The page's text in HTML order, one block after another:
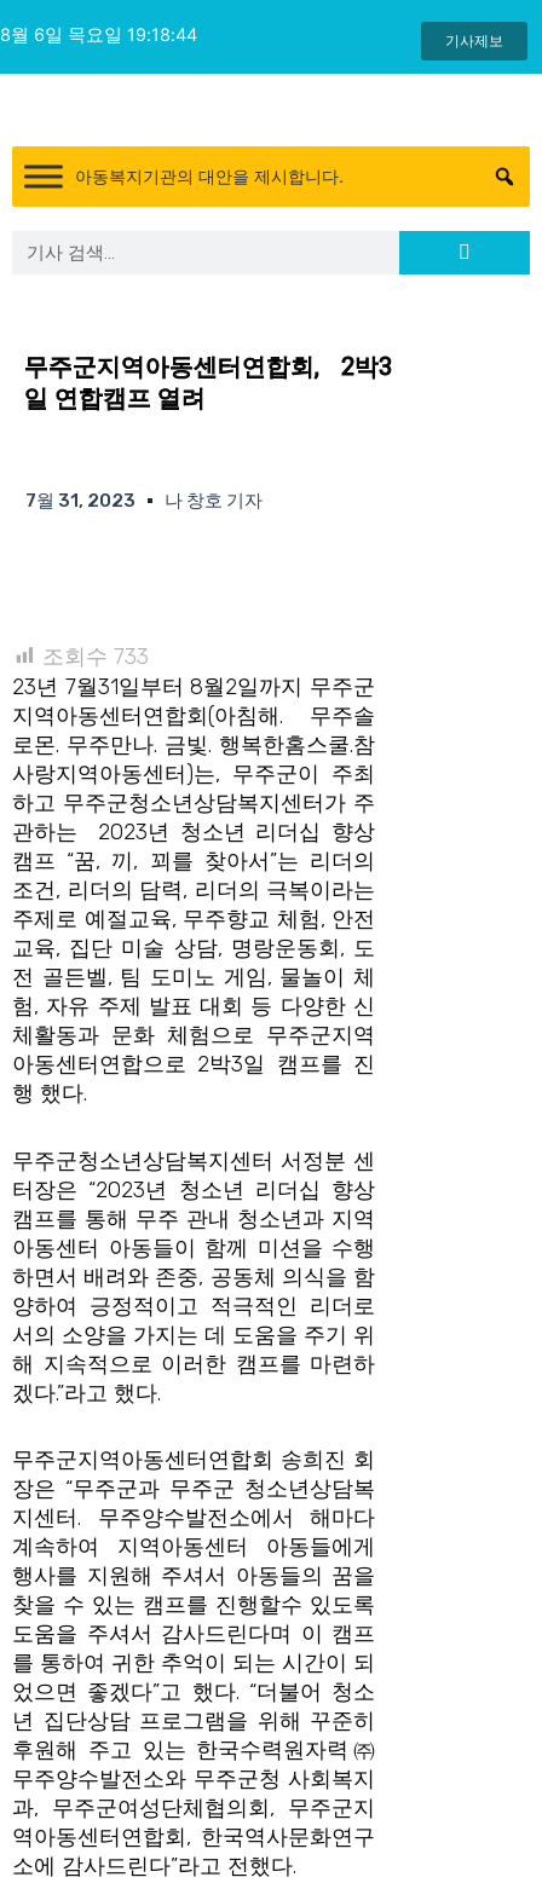
텐
츠
8월 6일 목요일 19:18:45 기사제보
아동복지기관의 대안을 제시합니다.
Search Search
무주군지역아동센터연합회, 2박3
일 연합캠프 열려
7월 31, 2023 나 창호 기자
조회수 733
23년 7월31일부터 8월2일까지 무주군
지역아동센터연합회(아침해. 무주솔
로몬. 무주만나. 금빛. 행복한홈스쿨.참
사랑지역아동센터)는, 무주군이 주최
하고 무주군청소년상담복지센터가 주
관하는 2023년 청소년 리더십 향상
캠프 “꿈, 끼, 꾀를 찾아서”는 리더의
조건, 리더의 담력, 리더의 극복이라는
주제로 예절교육, 무주향교 체험, 안전
교육, 집단 미술 상담, 명랑운동회, 도
전 골든벨, 팀 도미노 게임, 물놀이 체
험, 자유 주제 발표 대회 등 다양한 신
체활동과 문화 체험으로 무주군지역
아동센터연합으로 2박3일 캠프를 진
행 했다.
무주군청소년상담복지센터 서정분 센
터장은 “2023년 청소년 리더십 향상
캠프를 통해 무주 관내 청소년과 지역
아동센터 아동들이 함께 미션을 수행
하면서 배려와 존중, 공동체 의식을 함
양하여 긍정적이고 적극적인 리더로
서의 소양을 가지는 데 도움을 주기 위
해 지속적으로 이러한 캠프를 마련하
겠다.”라고 했다.
무주군지역아동센터연합회 송희진 회
장은 “무주군과 무주군 청소년상담복
지센터. 무주양수발전소에서 해마다
계속하여 지역아동센터 아동들에게
행사를 지원해 주셔서 아동들의 꿈을
찾을 수 있는 캠프를 진행할수 있도록
도움을 주셔서 감사드린다며 이 캠프
를 통하여 귀한 추억이 되는 시간이 되
었으면 좋겠다”고 했다. “더불어 청소
년 집단상담 프로그램을 위해 꾸준히
후원해 주고 있는 한국수력원자력㈜
무주양수발전소와 무주군청 사회복지
과, 무주군여성단체협의회, 무주군지
역아동센터연합회, 한국역사문화연구
소에 감사드린다”라고 전했다.